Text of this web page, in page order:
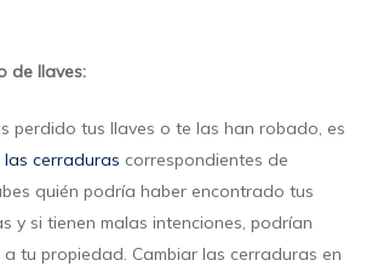
de llaves:
perdido tus llaves o te las han robado, es
las cerraduras correspondientes de
quién podría haber encontrado tus
y si tienen malas intenciones, podrían
tu propiedad. Cambiar las cerraduras en